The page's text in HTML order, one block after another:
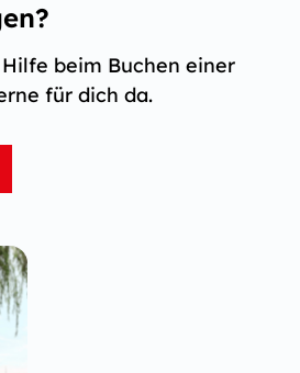
beim Buchen einer
für dich da.